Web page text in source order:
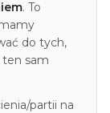
. To
do tych,
ten sam
partii na